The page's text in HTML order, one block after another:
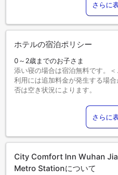
さらに
ホテルの宿泊ポリシー
0～2歳までのお子さま
添い寝の場合は宿泊無料です。
利用には追加料金が発生する場
否は空き状況によります。
添い寝の場合は宿泊無料です。
13歳以上のゲストは大人とみなさ
エキストラベッドの追加可否は
ます。各部屋タイプ欄の記載を
さらに
City Comfort Inn Wuhan
Metro Stationについて